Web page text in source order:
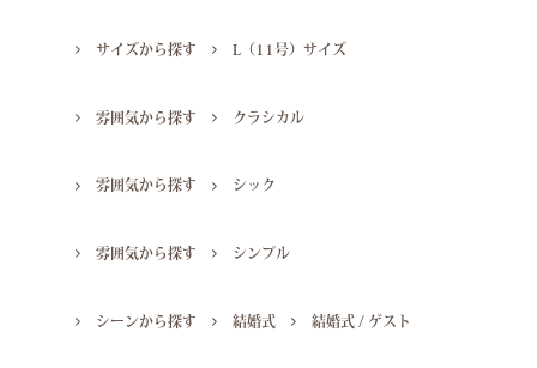
サイズから探す L（11号）サイズ
雰囲気から探す クラシカル
雰囲気から探す シック
雰囲気から探す シンプル
シーンから探す 結婚式 結婚式 / ゲスト